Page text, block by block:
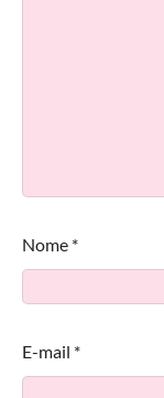
Nome *
E-mail *